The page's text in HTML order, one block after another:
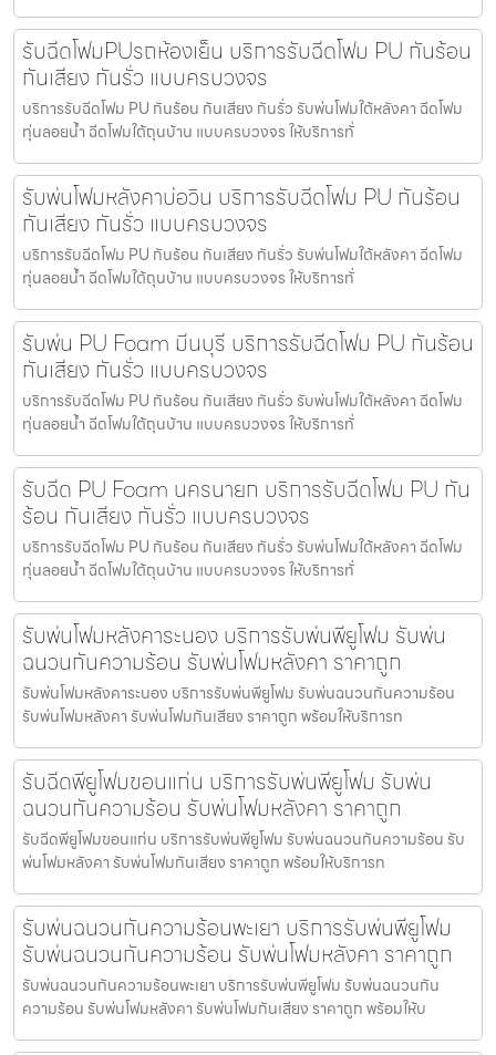
รับฉีดโฟมPUรถห้องเย็น บริการรับฉีดโฟม PU กันร้อน
กันเสียง กันรั่ว แบบครบวงจร
บริการรับฉีดโฟม PU กันร้อน กันเสียง กันรั่ว รับพ่นโฟมใต้หลังคา ฉีดโฟม
ทุ่นลอยน้ำ ฉีดโฟมใต้ถุนบ้าน แบบครบวงจร ให้บริการทั่
รับพ่นโฟมหลังคาบ่อวิน บริการรับฉีดโฟม PU กันร้อน
กันเสียง กันรั่ว แบบครบวงจร
บริการรับฉีดโฟม PU กันร้อน กันเสียง กันรั่ว รับพ่นโฟมใต้หลังคา ฉีดโฟม
ทุ่นลอยน้ำ ฉีดโฟมใต้ถุนบ้าน แบบครบวงจร ให้บริการทั่
รับพ่น PU Foam มีนบุรี บริการรับฉีดโฟม PU กันร้อน
กันเสียง กันรั่ว แบบครบวงจร
บริการรับฉีดโฟม PU กันร้อน กันเสียง กันรั่ว รับพ่นโฟมใต้หลังคา ฉีดโฟม
ทุ่นลอยน้ำ ฉีดโฟมใต้ถุนบ้าน แบบครบวงจร ให้บริการทั่
รับฉีด PU Foam นครนายก บริการรับฉีดโฟม PU กัน
ร้อน กันเสียง กันรั่ว แบบครบวงจร
บริการรับฉีดโฟม PU กันร้อน กันเสียง กันรั่ว รับพ่นโฟมใต้หลังคา ฉีดโฟม
ทุ่นลอยน้ำ ฉีดโฟมใต้ถุนบ้าน แบบครบวงจร ให้บริการทั่
รับพ่นโฟมหลังคาระนอง บริการรับพ่นพียูโฟม รับพ่น
ฉนวนกันความร้อน รับพ่นโฟมหลังคา ราคาถูก
รับพ่นโฟมหลังคาระนอง บริการรับพ่นพียูโฟม รับพ่นฉนวนกันความร้อน
รับพ่นโฟมหลังคา รับพ่นโฟมกันเสียง ราคาถูก พร้อมให้บริการท
รับฉีดพียูโฟมขอนแก่น บริการรับพ่นพียูโฟม รับพ่น
ฉนวนกันความร้อน รับพ่นโฟมหลังคา ราคาถูก
รับฉีดพียูโฟมขอนแก่น บริการรับพ่นพียูโฟม รับพ่นฉนวนกันความร้อน รับ
พ่นโฟมหลังคา รับพ่นโฟมกันเสียง ราคาถูก พร้อมให้บริการท
รับพ่นฉนวนกันความร้อนพะเยา บริการรับพ่นพียูโฟม
รับพ่นฉนวนกันความร้อน รับพ่นโฟมหลังคา ราคาถูก
รับพ่นฉนวนกันความร้อนพะเยา บริการรับพ่นพียูโฟม รับพ่นฉนวนกัน
ความร้อน รับพ่นโฟมหลังคา รับพ่นโฟมกันเสียง ราคาถูก พร้อมให้บ